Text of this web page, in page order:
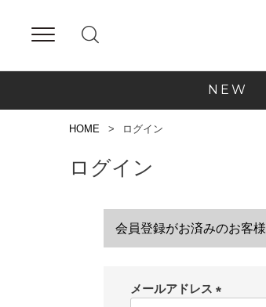
NEW
HOME ログイン
ログイン
会員登録がお済みのお客様
メールアドレス